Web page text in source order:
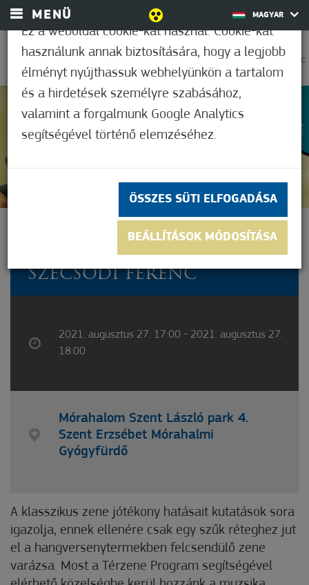
MENÜ MAGYAR
0
36,2°C
Nem értékelt
TÉRZENE PROGRAM -
BENEDEKFI ISTVÁN ÉS
SZECSŐDI FERENC
2021. augusztus 27. 17:00 - 2021. augusztus 27.
18:00
Mórahalom Szent László park 4.
Szent Erzsébet Mórahalmi
Gyógyfürdő
A klasszikus zene jótékony hatásait kutatások sora
igazolja, ennek ellenére csak egy szűk réteghez jut
el a hangversenytermekben felcsendülő zene
varázsa. Most a Térzene Program segítségével
Ez a weboldal cookie-kat használ. Cookie-kat
használunk annak biztosítására, hogy a legjobb
élményt nyújthassuk webhelyünkön a tartalom
és a hirdetések személyre szabásához,
valamint a forgalmunk Google Analytics
segítségével történő elemzéséhez.
ÖSSZES SÜTI ELFOGADÁSA
BEÁLLÍTÁSOK MÓDOSÍTÁSA